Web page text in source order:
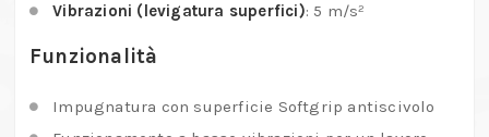
Vibrazioni (levigatura superfici): 5 m/s²
Funzionalità
Impugnatura con superficie Softgrip antiscivolo